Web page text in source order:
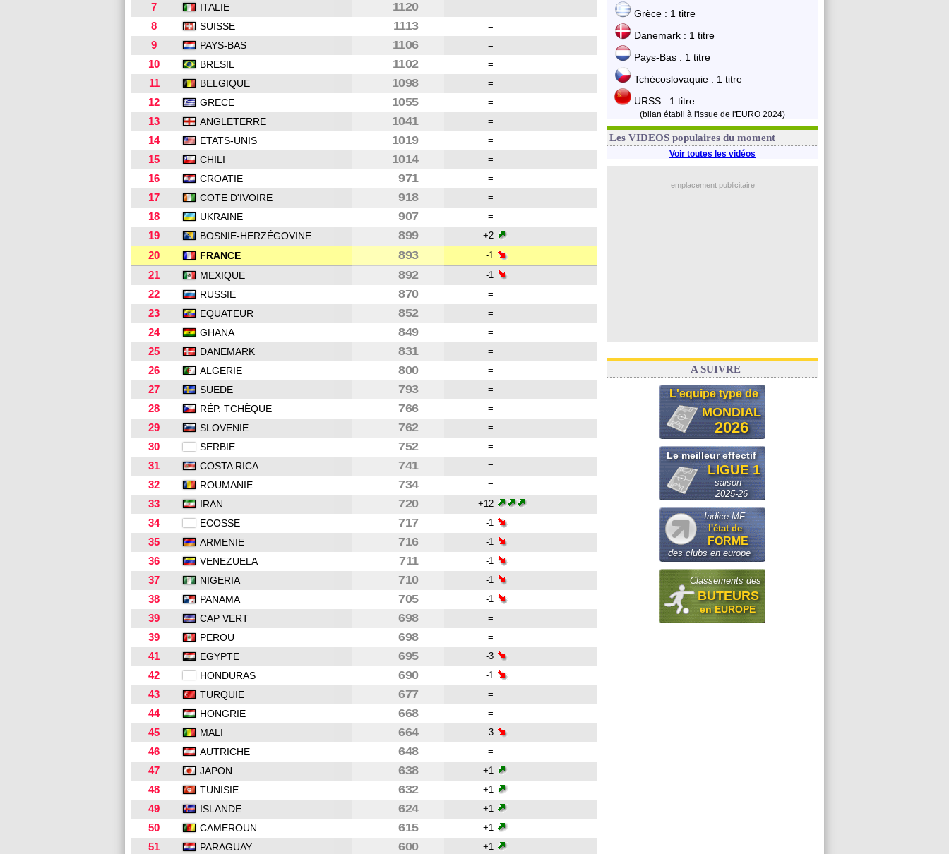
7 ITALIE 1120 =
8 SUISSE 1113 =
9 PAYS-BAS 1106 =
10 BRESIL 1102 =
11 BELGIQUE 1098 =
12 GRECE 1055 =
13 ANGLETERRE 1041 =
14 ETATS-UNIS 1019 =
15 CHILI 1014 =
16 CROATIE 971 =
17 COTE D'IVOIRE 918 =
18 UKRAINE 907 =
19 BOSNIE-HERZÉGOVINE 899 +2
20 FRANCE 893 -1
21 MEXIQUE 892 -1
22 RUSSIE 870 =
23 EQUATEUR 852 =
24 GHANA 849 =
25 DANEMARK 831 =
26 ALGERIE 800 =
27 SUEDE 793 =
28 RÉP. TCHÈQUE 766 =
29 SLOVENIE 762 =
30 SERBIE 752 =
31 COSTA RICA 741 =
32 ROUMANIE 734 =
33 IRAN 720 +12
34 ECOSSE 717 -1
35 ARMENIE 716 -1
36 VENEZUELA 711 -1
37 NIGERIA 710 -1
38 PANAMA 705 -1
39 CAP VERT 698 =
39 PEROU 698 =
41 EGYPTE 695 -3
42 HONDURAS 690 -1
43 TURQUIE 677 =
44 HONGRIE 668 =
45 MALI 664 -3
46 AUTRICHE 648 =
47 JAPON 638 +1
48 TUNISIE 632 +1
49 ISLANDE 624 +1
50 CAMEROUN 615 +1
51 PARAGUAY 600 +1
Grèce : 1 titre
Danemark : 1 titre
Pays-Bas : 1 titre
Tchécoslovaquie : 1 titre
URSS : 1 titre
(bilan établi à l'issue de l'EURO 2024)
Les VIDEOS populaires du moment
Voir toutes les vidéos
emplacement publicitaire
A SUIVRE
L'equipe type de
MONDIAL
2026
Le meilleur effectif
LIGUE 1
saison
2025-26
Indice MF :
l'état de
FORME
des clubs en europe
Classements des
BUTEURS
en EUROPE